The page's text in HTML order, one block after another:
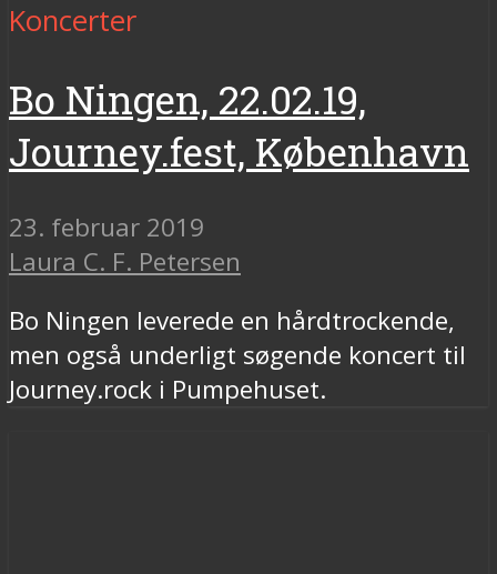
Koncerter
Bo Ningen, 22.02.19,
Journey.fest, København
23. februar 2019
Laura C. F. Petersen
Bo Ningen leverede en hårdtrockende,
men også underligt søgende koncert til
Journey.rock i Pumpehuset.